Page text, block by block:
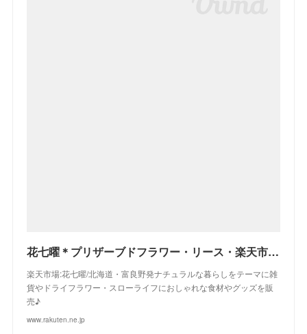
花七曜＊プリザーブドフラワー・リース・楽天市場店/富良野からお届けします♪
楽天市場:花七曜/北海道・富良野発ナチュラルな暮らしをテーマに雑
貨やドライフラワー・スローライフにおしゃれな食材やグッズを販
売♪
www.rakuten.ne.jp